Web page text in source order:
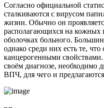
Согласно официальной
сталкиваются с вирусом
жизни. Обычно он
располагающихся на кожных
оболочках больного.
однако среди них есть те,
канцерогенными
своём диагнозе, необходимо
ВПЧ, для чего и